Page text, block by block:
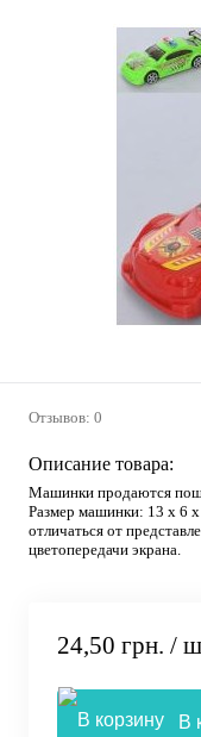
Отзывов: 0
Описание товара:
Машинки продаются
Размер машинки: 13 х 6
отличаться от
цветопередачи экрана.
24,50 грн. /
В